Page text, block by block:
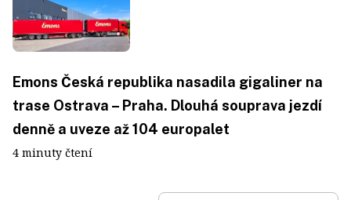
Emons Česká republika nasadila gigaliner na
trase Ostrava – Praha. Dlouhá souprava jezdí
denně a uveze až 104 europalet
4 minuty čtení